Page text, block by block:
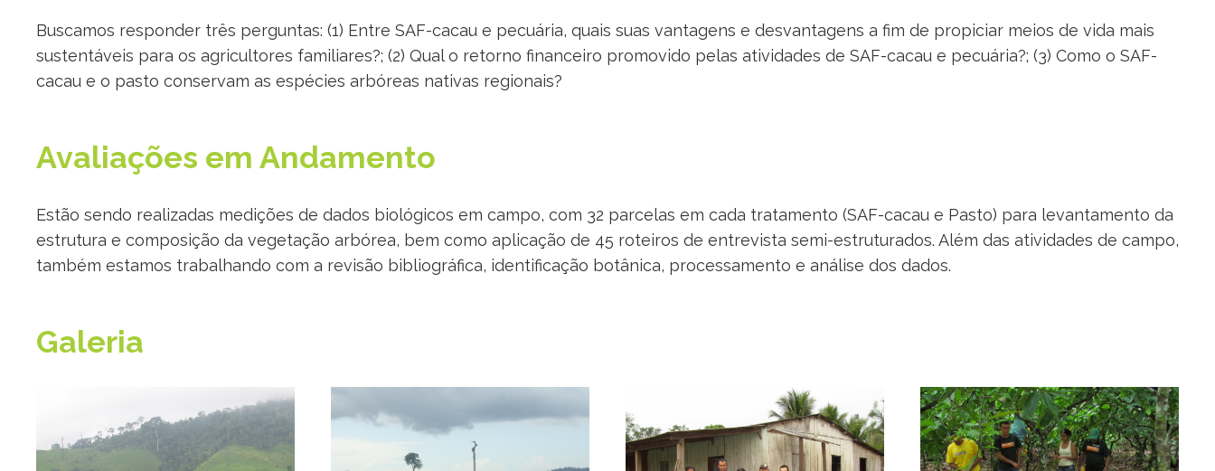
Buscamos responder três perguntas: (1) Entre SAF-cacau e pecuária, quais suas vantagens e desvantagens a fim de propiciar meios de vida mais
sustentáveis para os agricultores familiares?; (2) Qual o retorno financeiro promovido pelas atividades de SAF-cacau e pecuária?; (3) Como o SAF-
cacau e o pasto conservam as espécies arbóreas nativas regionais?
Avaliações em Andamento
Estão sendo realizadas medições de dados biológicos em campo, com 32 parcelas em cada tratamento (SAF-cacau e Pasto) para levantamento da
estrutura e composição da vegetação arbórea, bem como aplicação de 45 roteiros de entrevista semi-estruturados. Além das atividades de campo,
também estamos trabalhando com a revisão bibliográfica, identificação botânica, processamento e análise dos dados.
Galeria